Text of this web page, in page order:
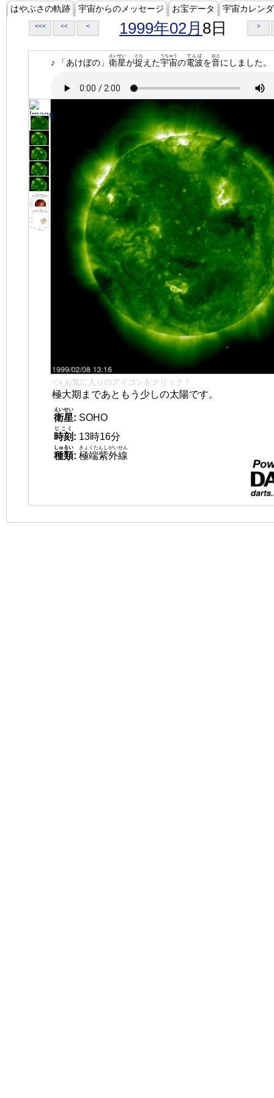
はやぶさの軌跡 宇宙からのメッセージ お宝データ 宇宙カレン
<<< << < 1999年02月 8日 >
♪ 「あけぼの」 衛星
えいせい
が捉
とら
えた宇宙
うちゅう
の電波
でんぱ
を音
おと
にしました。
👈 お気に入りのアイコンをクリック！
極大期まであともう少しの太陽です。
衛星
えいせい
: SOHO
時刻
じこく
: 13時16分
種類
しゅるい
: 極端紫外線
きょくたんしがいせん